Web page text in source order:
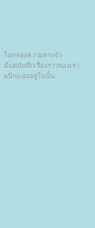
นกล่องความทรงจำ
มีแต่บันทึกเรื่องราวของเรา
ผนึกแน่นอยู่ในนั้น...